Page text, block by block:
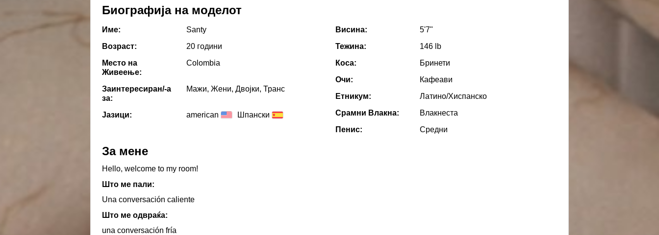
Биографија на моделот
Име:
Santy
Возраст:
20 години
Место на
Живеење:
Colombia
Заинтересиран/-а
за:
Мажи, Жени, Двојки, Транс
Јазици: american Шпански
Висина:
5'7"
Тежина:
146 lb
Коса:
Бринети
Очи:
Кафеави
Етникум:
Латино/Хиспанско
Срамни Влакна:
Влакнеста
Пенис:
Средни
За мене
Hello, welcome to my room!
Што ме пали:
Una conversación caliente
Што ме одвраќа:
una conversación fría